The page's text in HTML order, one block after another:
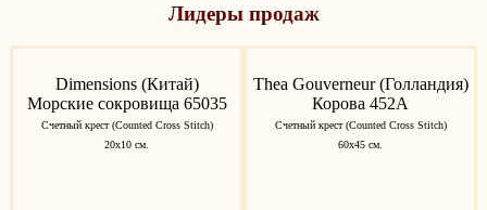
Лидеры продаж
Dimensions (Китай)
Морские сокровища 65035
Счетный крест (Counted Cross Stitch)
20х10 см.
Thea Gouverneur (Голландия)
Корова 452A
Счетный крест (Counted Cross Stitch)
60х45 см.